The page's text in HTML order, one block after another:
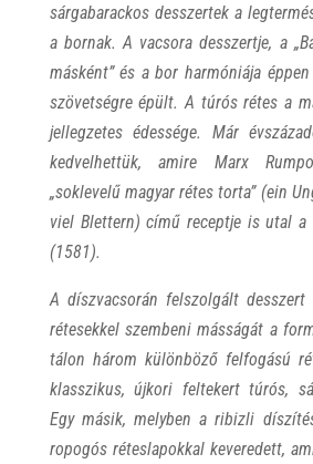
sárgabarackos desszertek a
a bornak. A vacsora desszertje, a „
másként”és a bor harmóniája
szövetségre épült. A túrós rétes a
jellegzetes édessége. Már
kedvelhettük, amire Marx
„soklevelű magyar rétes torta” (ein
viel Blettern) című receptje is utal a
(1581).
A díszvacsorán felszolgált
rétesekkel szembeni másságát a
tálon három különböző felfogású
klasszikus, újkori feltekert túrós,
Egy másik, melyben a ribizli
ropogós réteslapokkal keveredett,